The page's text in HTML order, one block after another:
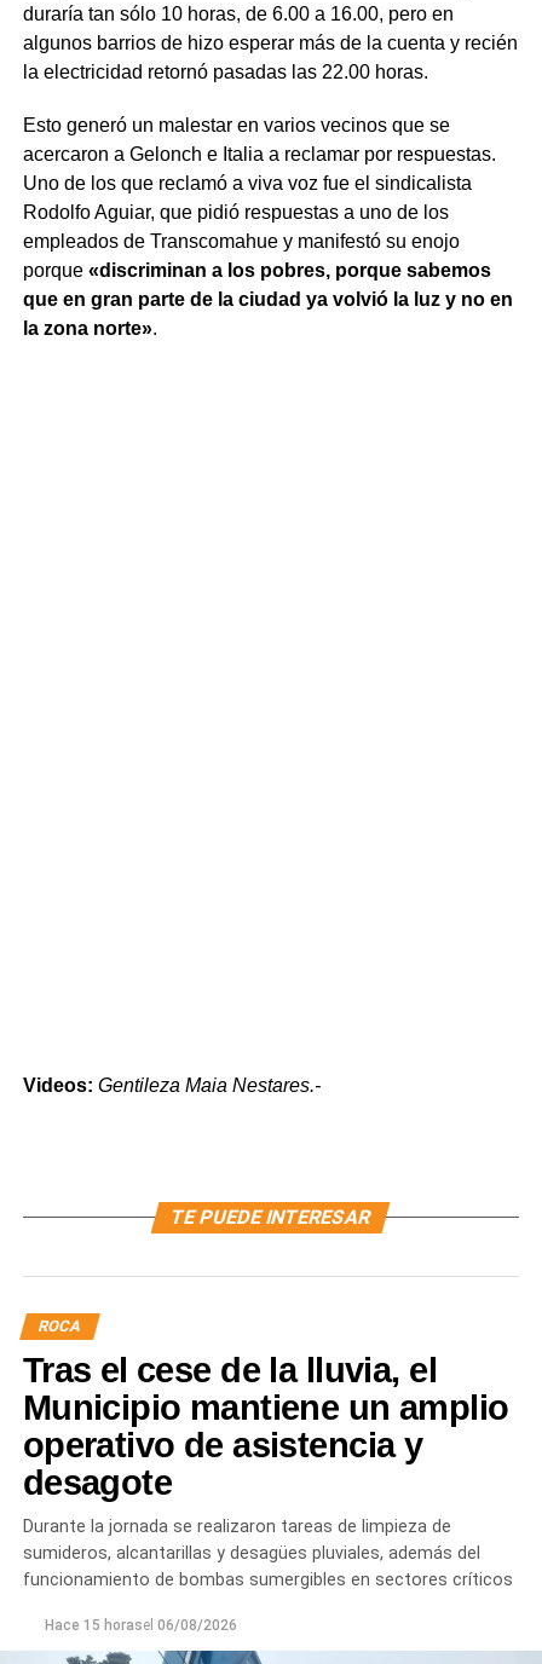
duraría tan sólo 10 horas, de 6.00 a 16.00, pero en
algunos barrios de hizo esperar más de la cuenta y recién
la electricidad retornó pasadas las 22.00 horas.
Esto generó un malestar en varios vecinos que se
acercaron a Gelonch e Italia a reclamar por respuestas.
Uno de los que reclamó a viva voz fue el sindicalista
Rodolfo Aguiar, que pidió respuestas a uno de los
empleados de Transcomahue y manifestó su enojo
porque «discriminan a los pobres, porque sabemos
que en gran parte de la ciudad ya volvió la luz y no en
la zona norte».
Videos: Gentileza Maia Nestares.-
TE PUEDE INTERESAR
ROCA
Tras el cese de la lluvia, el
Municipio mantiene un amplio
operativo de asistencia y
desagote
Durante la jornada se realizaron tareas de limpieza de
sumideros, alcantarillas y desagües pluviales, además del
funcionamiento de bombas sumergibles en sectores críticos
Hace 15 horasel 06/08/2026